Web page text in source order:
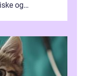
og